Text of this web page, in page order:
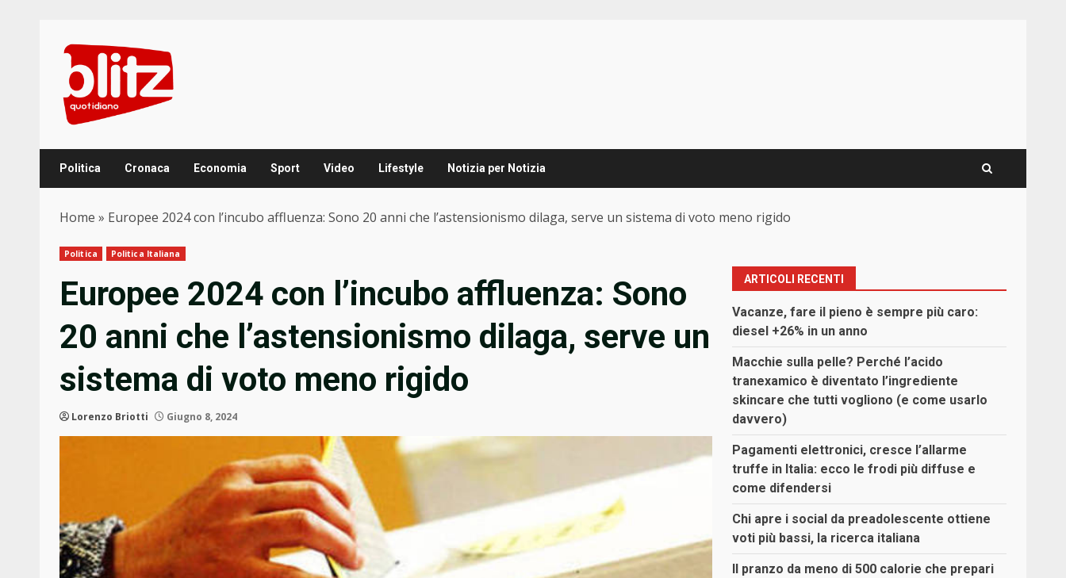
content
Politica Cronaca Economia Sport Video Lifestyle Notizia per Notizia
Home » Europee 2024 con l’incubo affluenza: Sono 20 anni che l’astensionismo dilaga, serve un sistema di voto meno rigido
Politica Politica Italiana
Europee 2024 con l’incubo affluenza: Sono
20 anni che l’astensionismo dilaga, serve un
sistema di voto meno rigido
Lorenzo Briotti Giugno 8, 2024
ARTICOLI RECENTI
Vacanze, fare il pieno è sempre più caro:
diesel +26% in un anno
Macchie sulla pelle? Perché l’acido
tranexamico è diventato l’ingrediente
skincare che tutti vogliono (e come usarlo
davvero)
Pagamenti elettronici, cresce l’allarme
truffe in Italia: ecco le frodi più diffuse e
come difendersi
Chi apre i social da preadolescente ottiene
voti più bassi, la ricerca italiana
Il pranzo da meno di 500 calorie che prepari